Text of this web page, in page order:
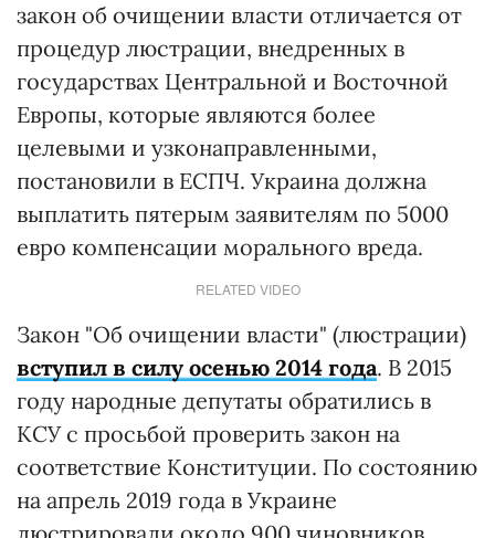
закон об очищении власти отличается от
процедур люстрации, внедренных в
государствах Центральной и Восточной
Европы, которые являются более
целевыми и узконаправленными,
постановили в ЕСПЧ. Украина должна
выплатить пятерым заявителям по 5000
евро компенсации морального вреда.
RELATED VIDEO
Закон "Об очищении власти" (люстрации)
вступил в силу осенью 2014 года. В 2015
году народные депутаты обратились в
КСУ с просьбой проверить закон на
соответствие Конституции. По состоянию
на апрель 2019 года в Украине